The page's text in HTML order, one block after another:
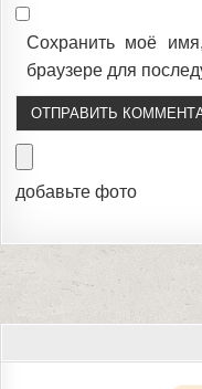
Сохранить моё
браузере для
добавьте фото